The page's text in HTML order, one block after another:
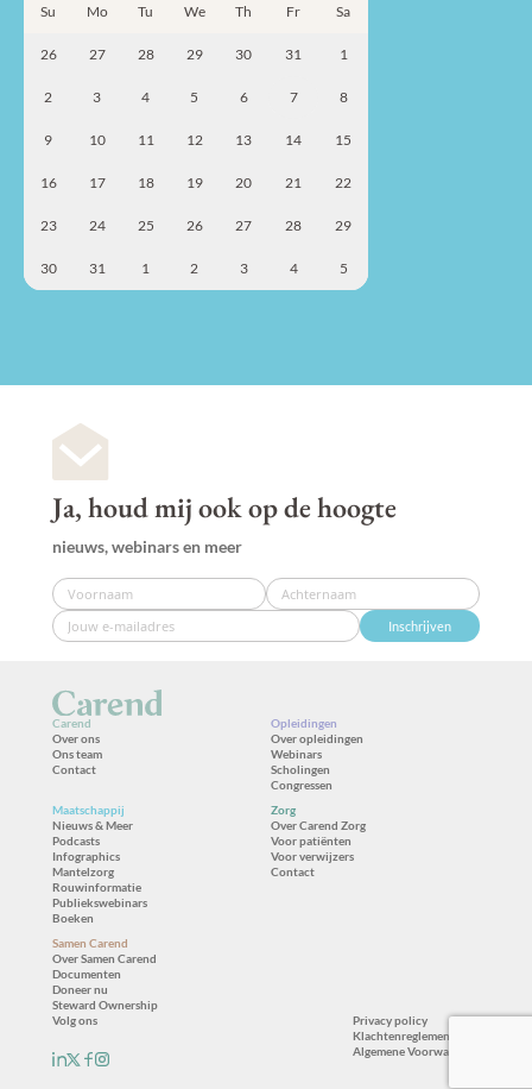
Su Mo Tu We Th Fr Sa
26 27 28 29 30 31 1
2 3 4 5 6 7 8
9 10 11 12 13 14 15
16 17 18 19 20 21 22
23 24 25 26 27 28 29
30 31 1 2 3 4 5
Ja, houd mij ook op de hoogte
nieuws, webinars en meer
Inschrijven
Carend
Over ons
Ons team
Contact
Opleidingen
Over opleidingen
Webinars
Scholingen
Congressen
Maatschappij
Nieuws & Meer
Podcasts
Infographics
Mantelzorg
Rouwinformatie
Publiekswebinars
Boeken
Zorg
Over Carend Zorg
Voor patiënten
Voor verwijzers
Contact
Samen Carend
Over Samen Carend
Documenten
Doneer nu
Steward Ownership
Volg ons
Privacy policy
Klachtenreglement
Algemene Voorwaarden